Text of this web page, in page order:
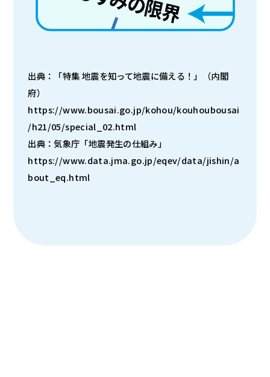
出典：「特集 地震を知って地震に備える！」（内閣
府）
https://www.bousai.go.jp/kohou/kouhoubousai
/h21/05/special_02.html
出典：気象庁「地震発生の仕組み」
https://www.data.jma.go.jp/eqev/data/jishin/a
bout_eq.html